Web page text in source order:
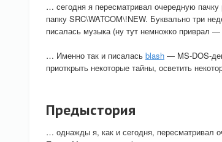
… сегодня я пересматривал очередную
папку SRC\WATCOM\!NEW. Буквально три
писалась музыка (ну тут немножко приврал
… Именно так и писалась blash — MS-DOS-
приоткрыть некоторые тайны, осветить
Предыстория
… однажды я, как и сегодня, пересматривал